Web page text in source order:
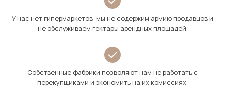
У нас нет гипермаркетов: мы не содержим армию продавцов и
не обслуживаем гектары арендных площадей.
Собственные фабрики позволяют нам не работать с
перекупщиками и экономить на их комиссиях.